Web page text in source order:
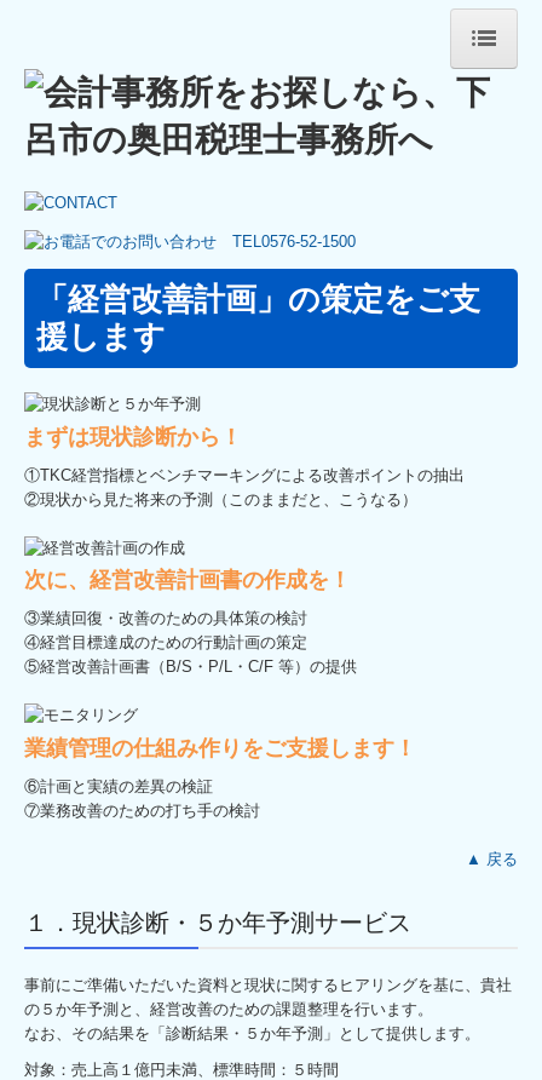
HOME
事務所紹介
業務案内
セミナー案内
事務所通信
キャリアアップ・教育制度
募集要項
プライバシーポリシー
「経営改善計画」の策定をご支
援します
まずは現状診断から！
①TKC経営指標とベンチマーキングによる改善ポイントの抽出
②現状から見た将来の予測（このままだと、こうなる）
次に、経営改善計画書の作成を！
③業績回復・改善のための具体策の検討
④経営目標達成のための行動計画の策定
⑤経営改善計画書（B/S・P/L・C/F 等）の提供
業績管理の仕組み作りをご支援します！
⑥計画と実績の差異の検証
⑦業務改善のための打ち手の検討
▲ 戻る
１．現状診断・５か年予測サービス
事前にご準備いただいた資料と現状に関するヒアリングを基に、貴社
の５か年予測と、経営改善のための課題整理を行います。
なお、その結果を「診断結果・５か年予測」として提供します。
対象：売上高１億円未満、標準時間：５時間